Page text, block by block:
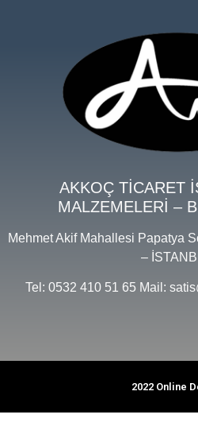
AKKOÇ TİCARET
MALZEMELERİ –
Mehmet Akif Mahallesi Papatya
–
Tel: 0532 410 51 65 Mail:
2022 Online